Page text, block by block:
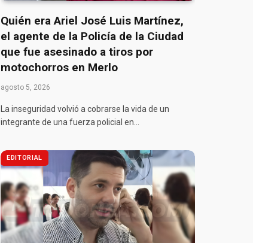
Quién era Ariel José Luis Martínez,
el agente de la Policía de la Ciudad
que fue asesinado a tiros por
motochorros en Merlo
agosto 5, 2026
La inseguridad volvió a cobrarse la vida de un
integrante de una fuerza policial en…
EDITORIAL